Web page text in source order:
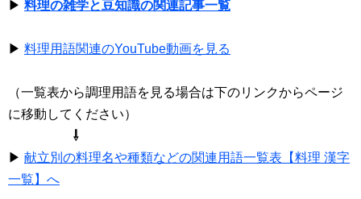
▶ 料理の雑学と豆知識の関連記事一覧
▶ 料理用語関連のYouTube動画を見る
（一覧表から調理用語を見る場合は下のリンクからページ
に移動してください）
⇩
▶ 献立別の料理名や種類などの関連用語一覧表【料理 漢字
一覧】へ